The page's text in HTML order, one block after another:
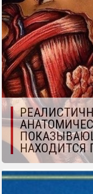
НАХОДИТСЯ